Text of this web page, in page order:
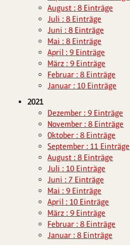
August : 8 Einträge
Juli : 8 Einträge
Juni : 8 Einträge
Mai : 8 Einträge
April : 9 Einträge
März : 9 Einträge
Februar : 8 Einträge
Januar : 10 Einträge
2021
Dezember : 9 Einträge
November : 8 Einträge
Oktober : 8 Einträge
September : 11 Einträge
August : 8 Einträge
Juli : 10 Einträge
Juni : 7 Einträge
Mai : 9 Einträge
April : 10 Einträge
März : 9 Einträge
Februar : 8 Einträge
Januar : 8 Einträge